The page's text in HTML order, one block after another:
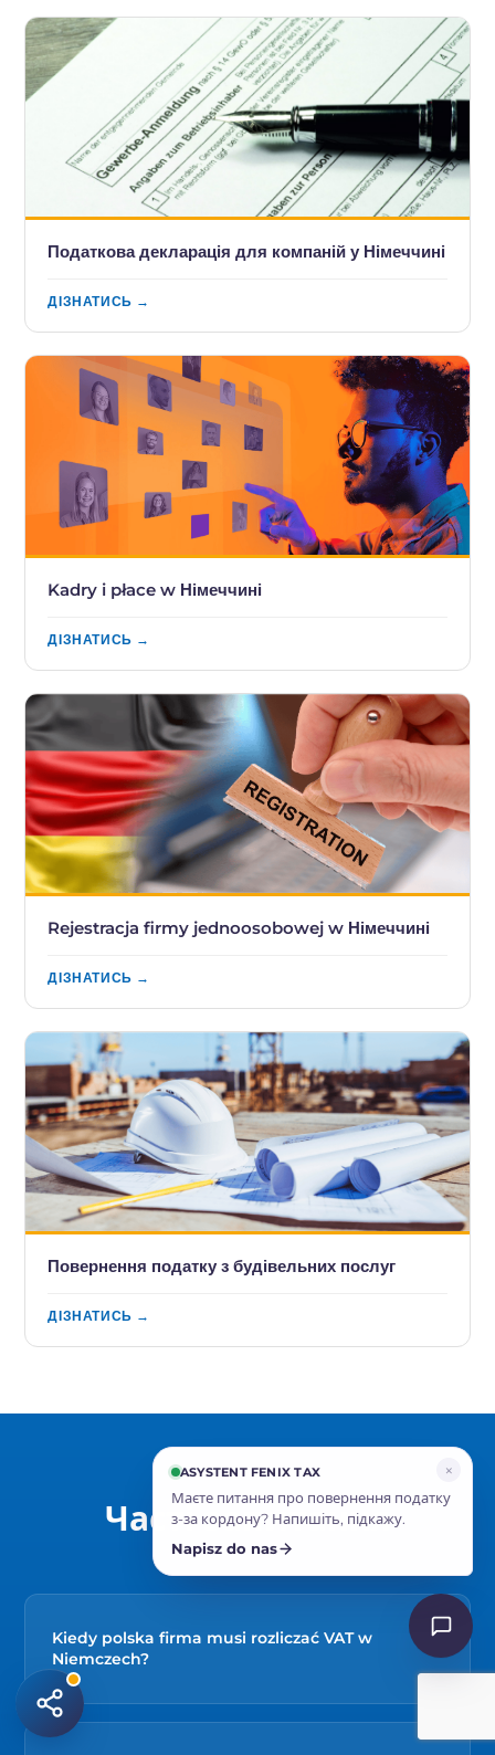
Податкова декларація для компаній у Німеччині
ДІЗНАТИСЬ →
Kadry i płace w Німеччині
ДІЗНАТИСЬ →
Rejestracja firmy jednoosobowej w Німеччині
ДІЗНАТИСЬ →
Повернення податку з будівельних послуг
ДІЗНАТИСЬ →
Часті запитання
Kiedy polska firma musi rozliczać VAT w
Niemczech?
Obowiązek pojawia się, gdy firma faktycznie prowadzi
Zostaw kontakt
×
ASYSTENT FENIX TAX
Маєте питання про повернення податку
з-за кордону? Напишіть, підкажу.
Napisz do nas